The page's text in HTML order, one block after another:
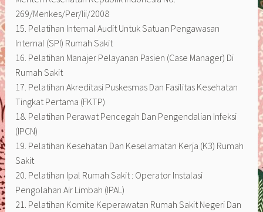
269/Menkes/Per/Iii/2008
15. Pelatihan Internal Audit Untuk Satuan Pengawasan
Internal (SPI) Rumah Sakit
16. Pelatihan Manajer Pelayanan Pasien (Case Manager) Di
Rumah Sakit
17. Pelatihan Akreditasi Puskesmas Dan Fasilitas Kesehatan
Tingkat Pertama (FKTP)
18. Pelatihan Perawat Pencegah Dan Pengendalian Infeksi
(IPCN)
19. Pelatihan Kesehatan Dan Keselamatan Kerja (K3) Rumah
Sakit
20. Pelatihan Ipal Rumah Sakit : Operator Instalasi
Pengolahan Air Limbah (IPAL)
21. Pelatihan Komite Keperawatan Rumah Sakit Negeri Dan